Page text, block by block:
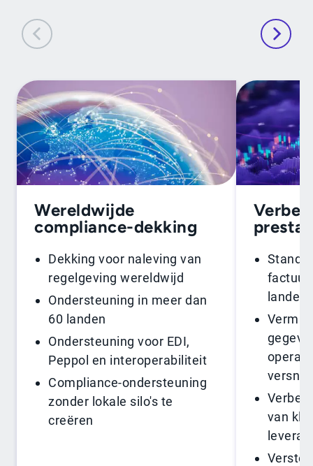
Wereldwijde
compliance-dekking
Dekking voor naleving van
regelgeving wereldwijd
Ondersteuning in meer dan
60 landen
Ondersteuning voor EDI,
Peppol en interoperabiliteit
Compliance-ondersteuning
zonder lokale silo's te
creëren
van